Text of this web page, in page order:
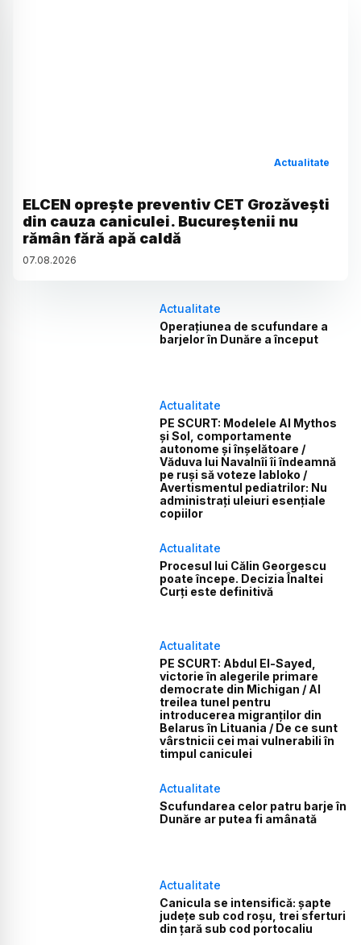
Actualitate
ELCEN oprește preventiv CET Grozăvești
din cauza caniculei. Bucureștenii nu
rămân fără apă caldă
07.08.2026
Actualitate
Operațiunea de scufundare a
barjelor în Dunăre a început
Actualitate
PE SCURT: Modelele AI Mythos
și Sol, comportamente
autonome și înșelătoare /
Văduva lui Navalnîi îi îndeamnă
pe ruși să voteze Iabloko /
Avertismentul pediatrilor: Nu
administrați uleiuri esențiale
copiilor
Actualitate
Procesul lui Călin Georgescu
poate începe. Decizia Înaltei
Curți este definitivă
Actualitate
PE SCURT: Abdul El-Sayed,
victorie în alegerile primare
democrate din Michigan / Al
treilea tunel pentru
introducerea migranților din
Belarus în Lituania / De ce sunt
vârstnicii cei mai vulnerabili în
timpul caniculei
Actualitate
Scufundarea celor patru barje în
Dunăre ar putea fi amânată
Actualitate
Canicula se intensifică: șapte
județe sub cod roșu, trei sferturi
din țară sub cod portocaliu